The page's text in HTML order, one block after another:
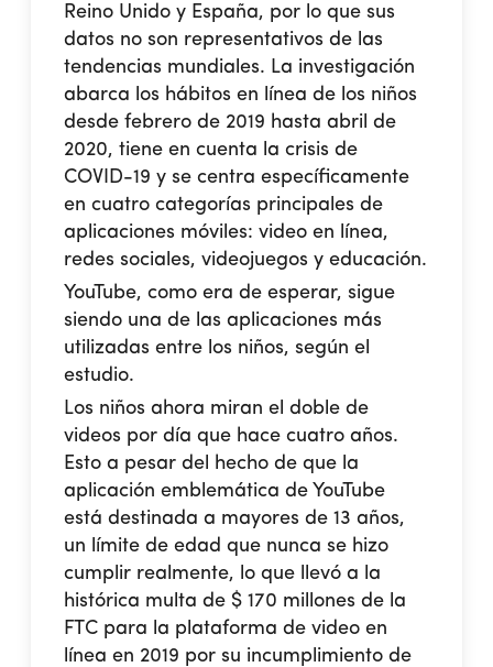
Reino Unido y España, por lo que sus
datos no son representativos de las
tendencias mundiales. La investigación
abarca los hábitos en línea de los niños
desde febrero de 2019 hasta abril de
2020, tiene en cuenta la crisis de
COVID-19 y se centra específicamente
en cuatro categorías principales de
aplicaciones móviles: video en línea,
redes sociales, videojuegos y educación.
YouTube, como era de esperar, sigue
siendo una de las aplicaciones más
utilizadas entre los niños, según el
estudio.
Los niños ahora miran el doble de
videos por día que hace cuatro años.
Esto a pesar del hecho de que la
aplicación emblemática de YouTube
está destinada a mayores de 13 años,
un límite de edad que nunca se hizo
cumplir realmente, lo que llevó a la
histórica multa de $ 170 millones de la
FTC para la plataforma de video en
línea en 2019 por su incumplimiento de